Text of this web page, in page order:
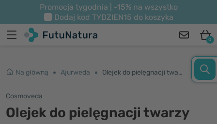
Promocja tygodnia | -15% na wszystko
Dodaj kod TYDZIEN15 do koszyka
0
Na główną Ajurweda Olejek do pielęgnacji twarzy
Cosmoveda
Olejek do pielęgnacji twarzy